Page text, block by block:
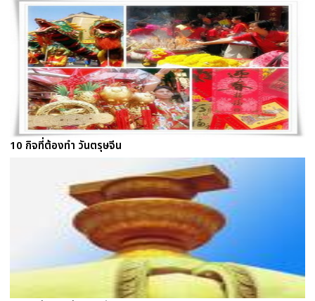
10 กิจที่ต้องทำ วันตรุษจีน